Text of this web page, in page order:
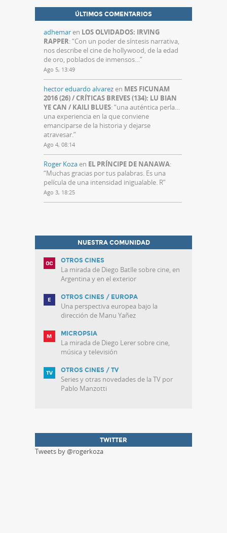
ÚLTIMOS COMENTARIOS
adhemaren LOS OLVIDADOS: IRVING
RAPPER: “Con un poder de síntesis narrativa,
nos describe el cine de hollywood, de la edad
de oro, poblados de inmensos…”
Ago 5, 13:49
hector eduardo alvarezen MES FICUNAM
2016 (26) / CRÍTICAS BREVES (134): LU BIAN
YE CAN / KAILI BLUES: “una auténtica perla…
una experiencia en la que conviene
emanciparse de la historia y dejarse
atravesar.”
Ago 4, 08:14
Roger Kozaen EL PRÍNCIPE DE NANAWA:
“Muchas gracias por tus palabras. Es una
película de una intensidad inigualable. R”
Ago 3, 18:25
NUESTRA COMUNIDAD
OTROS CINES
La mirada de Diego Batlle sobre cine, en
Argentina y en el exterior
OTROS CINES / EUROPA
Una perspectiva europea bajo la
dirección de Manu Yañez
MICROPSIA
La mirada de Diego Lerer sobre cine,
música y televisión
OTROS CINES / TV
Series y otras novedades de la TV por
Pablo Manzotti
TWITTER
Tweets by @rogerkoza